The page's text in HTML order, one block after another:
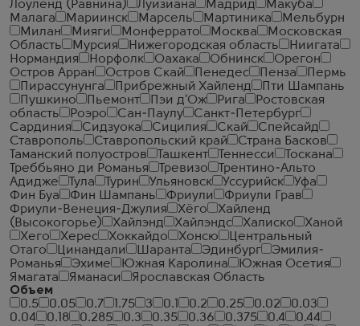
Лоуленд (Равнина)
Луизиана Мадрид
Макуба
Малага
Мариинск Марсель Мартиника
Мельбурн
Милан
Мияги Монферрато Москва
Московская
Область
Мурсия Нижегородская область
Ниигата
Нормандия
Норфолк Оахака Обнинск
Орегон
Остров Арран
Остров Скай Пенедес Пенза
Пермь
Пирассунунга
Прибрежный Хайленд
Пти Шампань
Пушкино
Пьемонт Пэи д'Ож Рига
Ростовская
область
Роэро Сан-Паулу
Санкт-Петербург
Сардиния
Сидзуока Сицилия Скай
Спейсайд
Ставрополь
Ставропольский край
Страна Басков
Таманский полуостров
Ташкент Теннесси
Тоскана
Треббьяно ди Романья
Тревизо
Трентино-Альто
Адидже
Тула Турин Ульяновск Уссурийск
Уфа
Фин Буа
Фин Шампань Фриули
Фриули Грав
Фриули-Венеция-Джулия
Хёго
Хайленд
(Высокогорье)
Хайлэнд Хайлэндс Халиско
Ханой
Хего
Херес Хоккайдо Хонсю
Центральный
Отаго
Цинандали Шаранта Эдинбург
Эмилия-
Романья
Эхиме Южная Каролина
Южная Осетия
Ямагата
Яманаси
Ярославская Область
Объем
0.5
0.05 0.7 1.75 3 0.1 0.2 0.25 0.02
0.03
0.04
0.18 0.285 0.3 0.35 0.36 0.375 0.4
0.44